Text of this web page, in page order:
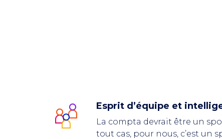
Esprit d’équipe et
La compta devrait être un
tout cas, pour nous, c’est un